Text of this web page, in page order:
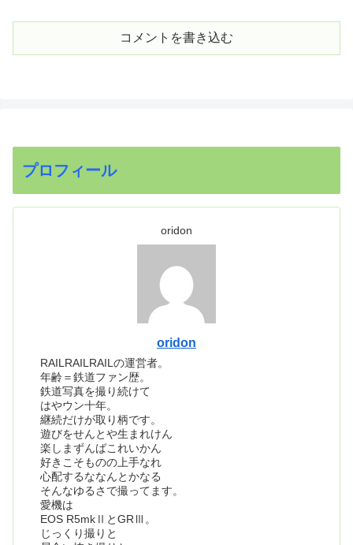
コメントを書き込む
プロフィール
oridon
oridon
RAILRAILRAILの運営者。
年齢＝鉄道ファン歴。
鉄道写真を撮り続けて
はやウン十年。
継続だけが取り柄です。
遊びをせんとや生まれけん
楽しまずんばこれいかん
好きこそものの上手なれ
心配するななんとかなる
そんなゆるさで撮ってます。
愛機は
EOS R5mkⅡとGRⅢ。
じっくり撮りと